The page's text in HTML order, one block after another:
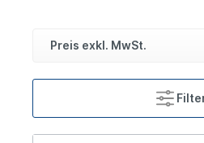
Preis exkl. MwSt.